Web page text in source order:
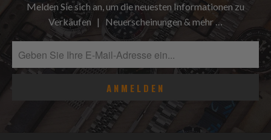
Melden Sie sich an, um die neuesten Informationen zu
Verkäufen | Neuerscheinungen & mehr …